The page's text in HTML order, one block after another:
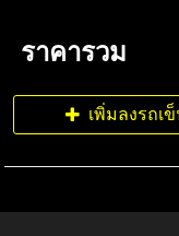
ราคารวม
เพิ่มลงรถเ